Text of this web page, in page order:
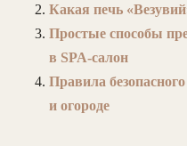
Какая печь
Простые способы
в SPA-салон
Правила
и огороде